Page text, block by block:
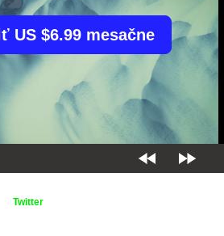
US $6.99 mesačne
Twitter